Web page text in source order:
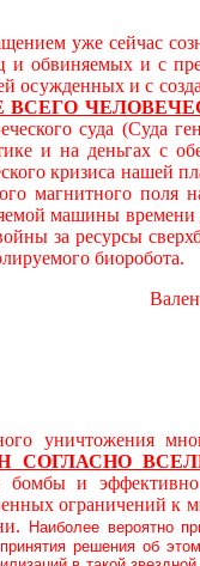
уже сейчас
и обвиняемых и с
осужденных и с
ВСЕГО
суда
и на деньгах с
кризиса
магнитного поля
машины
за ресурсы
биоробота.
СОГЛАСНО
бомбы и
Наиболее вероятно
решения об